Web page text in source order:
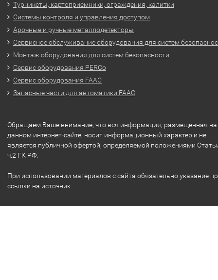
Турникеты, картоприемники, ограждения, калитки
Системы контроля и управления доступом
Арочные и ручные металлодетекторы
Сервисное обслуживание оборудования для систем
Монтаж оборудования для систем безопасности
Сервис оборудования PERCo
Сервис оборудования FAAC
Запасные части для автоматики FAAC
Обращаем Ваше внимание, что вся информация, размещенная на
данном интернет-сайте, носит информационный характер и не
является публичной офертой, определяемой положениями
ч.2 ГК РФ.
При использовании материалов с сайта обязательно указание
ссылки на источник.